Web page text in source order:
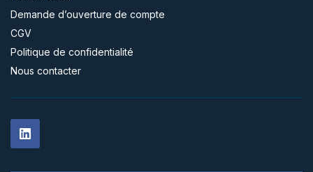
Demande d’ouverture de compte
CGV
Politique de confidentialité
Nous contacter